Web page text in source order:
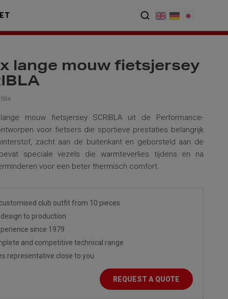
lange mouw fietsjersey
mouw fietsjersey SCRIBLA uit de Performance-
voor fietsers die sportieve prestaties belangrijk
zacht aan de buitenkant en geborsteld aan de
speciale vezels die warmteverlies tijdens en na
voor een beter thermisch comfort.
club outfit from 10 pieces
design to production
since 1979
and competitive technical range
representative close to you
REQUEST A QUOTE